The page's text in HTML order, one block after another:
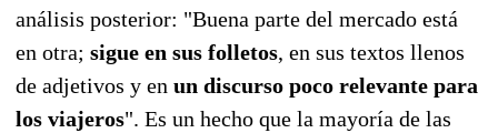
análisis posterior: "Buena parte del mercado está
en otra; sigue en sus folletos, en sus textos llenos
de adjetivos y en un discurso poco relevante para
los viajeros". Es un hecho que la mayoría de las